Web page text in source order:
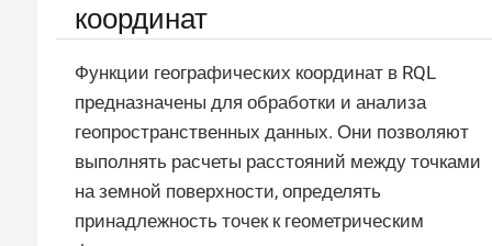
координат
Функции географических координат в RQL
предназначены для обработки и анализа
геопространственных данных. Они позволяют
выполнять расчеты расстояний между точками
на земной поверхности, определять
принадлежность точек к геометрическим